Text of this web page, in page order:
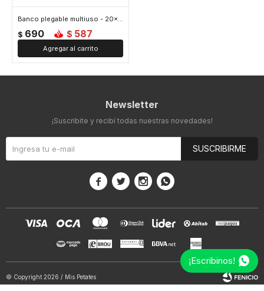
Banco plegable multiuso - 20x30x33cm - Blanco
$ 690 $ 587
Newsletter
¡Suscribite y recibí todas nuestras novedades!
SUSCRIBIRME
   
© Copyright 2026 / Mis Petates
¡Escribinos!